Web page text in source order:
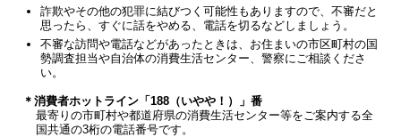
詐欺やその他の犯罪に結びつく可能性もありますので、不審だと
思ったら、すぐに話をやめる、電話を切るなどしましょう。
不審な訪問や電話などがあったときは、お住まいの市区町村の国
勢調査担当や自治体の消費生活センター、警察にご相談くださ
い。
＊消費者ホットライン「188（いやや！）」番
最寄りの市町村や都道府県の消費生活センター等をご案内する全
国共通の3桁の電話番号です。